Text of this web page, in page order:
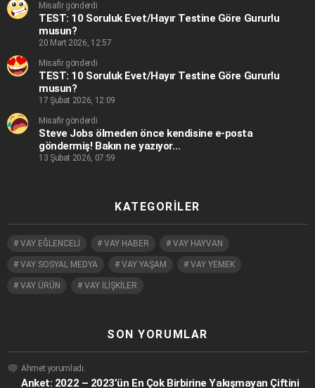
Misafir gönderdi
TEST: 10 Soruluk Evet/Hayır Testine Göre Gururlu
musun?
20 Mart 2026, 12:57
Misafir gönderdi
TEST: 10 Soruluk Evet/Hayır Testine Göre Gururlu
musun?
17 Şubat 2026, 12:09
Misafir gönderdi
Steve Jobs ölmeden önce kendisine e-posta
göndermiş! Bakın ne yazıyor…
13 Şubat 2026, 07:59
KATEGORILER
VAY EĞLENCELİ VAY HABER VAY HAYVAN
VAY SOSYAL MEDYA VAY YAŞAM VAY YEMEK
VAY ÜRÜN VAY İLİŞKİLER
SON YORUMLAR
Ahmet yorumladı.
Anket: 2022 – 2023’ün En Çok Birbirine Yakışmayan Çiftini